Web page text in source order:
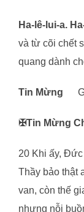
Ha-lê-lui-a.
và từ cõi chết
quang dành
Tin Mừng
✠Tin Mừng
20 Khi ấy, Đức
Thầy bảo thật
van, còn thế
nhưng nỗi